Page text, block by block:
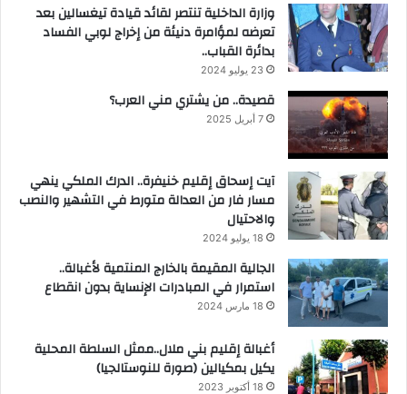
وزارة الداخلية تنتصر لقائد قيادة تيغسالين بعد
تعرضه لمؤامرة دنيئة من إخراج لوبي الفساد
بدائرة القباب..
23 يوليو 2024
قصيدة.. من يشتري مني العرب؟
7 أبريل 2025
آيت إسحاق إقليم خنيفرة.. الدرك الملكي ينهي
مسار فار من العدالة متورط في التشهير والنصب
والاحتيال
18 يوليو 2024
الجالية المقيمة بالخارج المنتمية لأغبالة..
استمرار في المبادرات الإنساية بدون انقطاع
18 مارس 2024
أغبالة إقليم بني ملال..ممثل السلطة المحلية
يكيل بمكيالين (صورة للنوستالجيا)
18 أكتوبر 2023